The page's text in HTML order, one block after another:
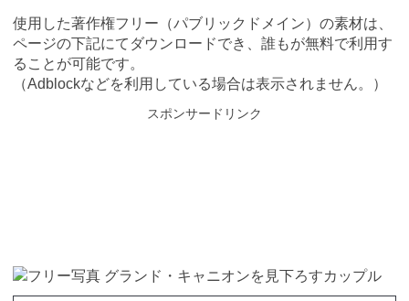
使用した著作権フリー（パブリックドメイン）の素材は、
ページの下記にてダウンロードでき、誰もが無料で利用す
ることが可能です。
（Adblockなどを利用している場合は表示されません。）
スポンサードリンク